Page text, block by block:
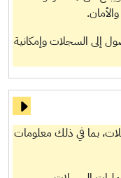
إلى السجلات وإمكانية
بما في ذلك معلومات